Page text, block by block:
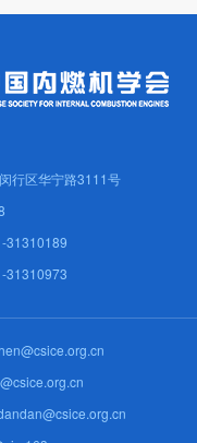
区华宁路3111号
31310189